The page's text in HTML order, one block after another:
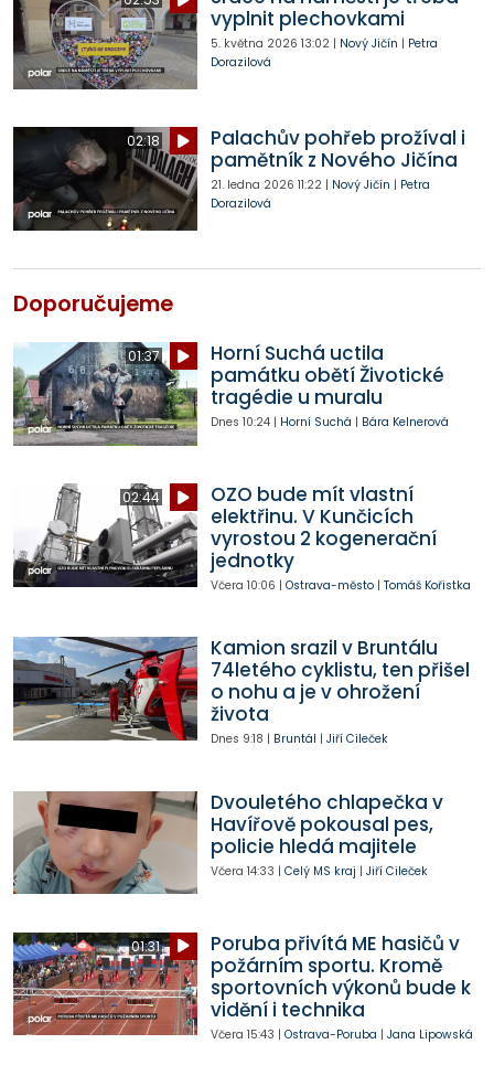
vyplnit plechovkami
5. května 2026 13:02| Nový Jičín | Petra
Dorazilová
02:18
Palachův pohřeb prožíval i
pamětník z Nového Jičína
21. ledna 2026 11:22| Nový Jičín | Petra
Dorazilová
Doporučujeme
01:37
Horní Suchá uctila
památku obětí Životické
tragédie u muralu
Dnes 10:24| Horní Suchá | Bára Kelnerová
02:44
OZO bude mít vlastní
elektřinu. V Kunčicích
vyrostou 2 kogenerační
jednotky
Včera 10:06 | Ostrava-město| Tomáš Kořistka
Kamion srazil v Bruntálu
74letého cyklistu, ten přišel
o nohu a je v ohrožení
života
Dnes 9:18 | Bruntál | Jiří Cileček
Dvouletého chlapečka v
Havířově pokousal pes,
policie hledá majitele
Včera 14:33 | Celý MS kraj | Jiří Cileček
01:31
Poruba přivítá ME hasičů v
požárním sportu. Kromě
sportovních výkonů bude k
vidění i technika
Včera 15:43 | Ostrava-Poruba | Jana Lipowská